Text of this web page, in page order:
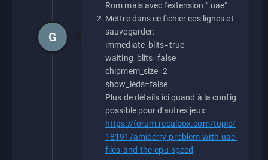
Rom mais avec l'extension ".uae"
Mettre dans ce fichier ces lignes et
sauvegarder:
immediate_blits=true
waiting_blits=false
chipmem_size=2
show_leds=false
Plus de détails ici quand à la config
possible pour d'autres jeux:
https://forum.recalbox.com/topic/
18191/amiberry-problem-with-uae-
files-and-the-cpu-speed
G